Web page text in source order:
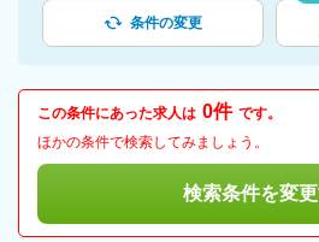
条件の変更
この条件にあった求人は 0件 です。
ほかの条件で検索してみましょう。
検索条件を変